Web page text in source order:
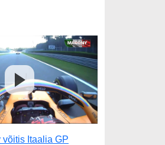
võitis Itaalia GP